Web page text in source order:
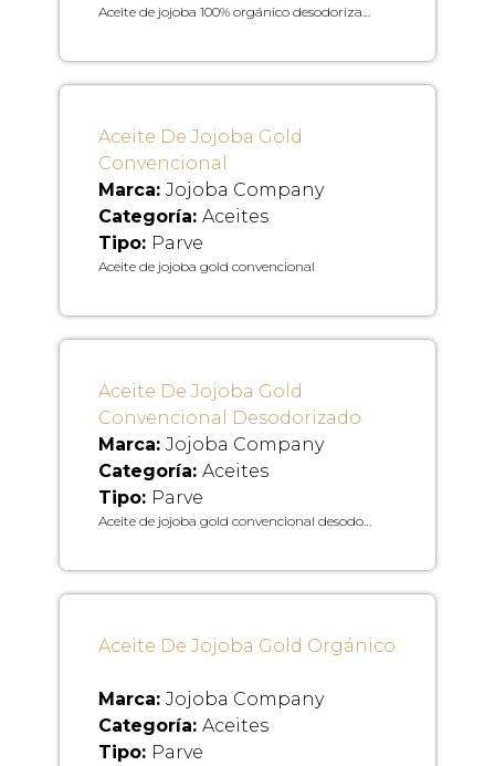
Aceite de jojoba 100% orgánico desodoriza…
Aceite De Jojoba Gold
Convencional
Marca: Jojoba Company
Categoría: Aceites
Tipo: Parve
Aceite de jojoba gold convencional
Aceite De Jojoba Gold
Convencional Desodorizado
Marca: Jojoba Company
Categoría: Aceites
Tipo: Parve
Aceite de jojoba gold convencional desodo…
Aceite De Jojoba Gold Orgánico
Marca: Jojoba Company
Categoría: Aceites
Tipo: Parve